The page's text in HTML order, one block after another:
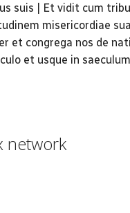
suis | Et vidit cum
misericordiae
et congrega nos de
et usque in
network